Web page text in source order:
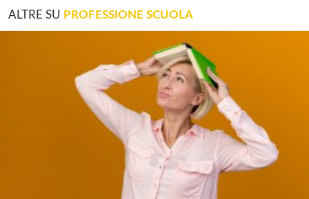
ALTRE SU PROFESSIONE SCUOLA